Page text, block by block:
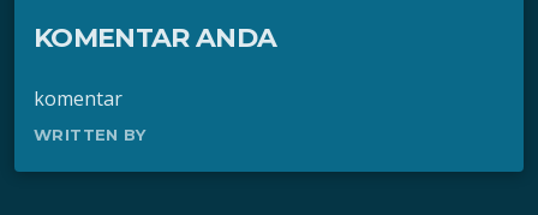
KOMENTAR ANDA
komentar
WRITTEN BY